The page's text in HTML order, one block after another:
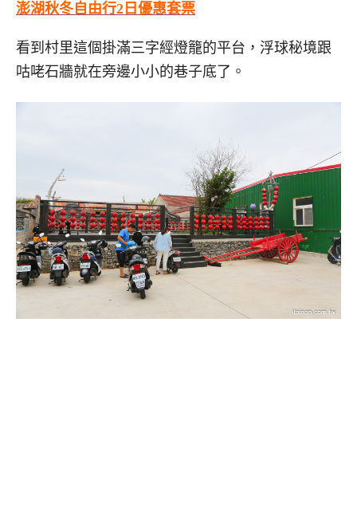
澎湖秋冬自由行2日優惠套票
看到村里這個掛滿三字經燈籠的平台，浮球秘境跟
咕咾石牆就在旁邊小小的巷子底了。